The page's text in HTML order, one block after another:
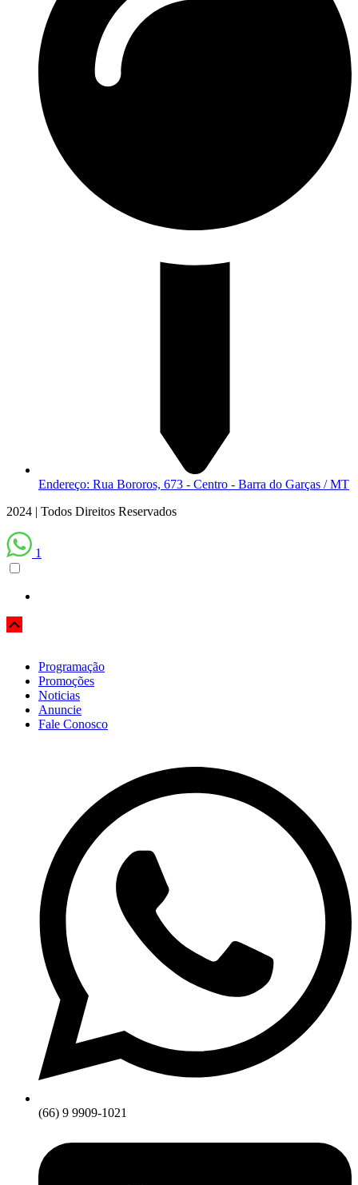
Endereço: Rua Bororos, 673 - Centro - Barra do Garças / MT
2024 | Todos Direitos Reservados
1
Programação
Promoções
Noticias
Anuncie
Fale Conosco
(66) 9 9909-1021